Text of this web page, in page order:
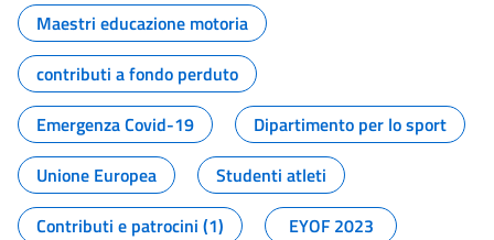
Maestri educazione motoria
contributi a fondo perduto
Emergenza Covid-19
Dipartimento per lo sport
Unione Europea
Studenti atleti
Contributi e patrocini (1)
EYOF 2023